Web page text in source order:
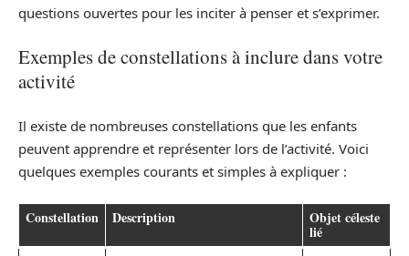
questions ouvertes pour les inciter à penser et s’exprimer.
Exemples de constellations à inclure dans votre
activité
Il existe de nombreuses constellations que les enfants
peuvent apprendre et représenter lors de l’activité. Voici
quelques exemples courants et simples à expliquer :
Constellation Description Objet céleste
lié